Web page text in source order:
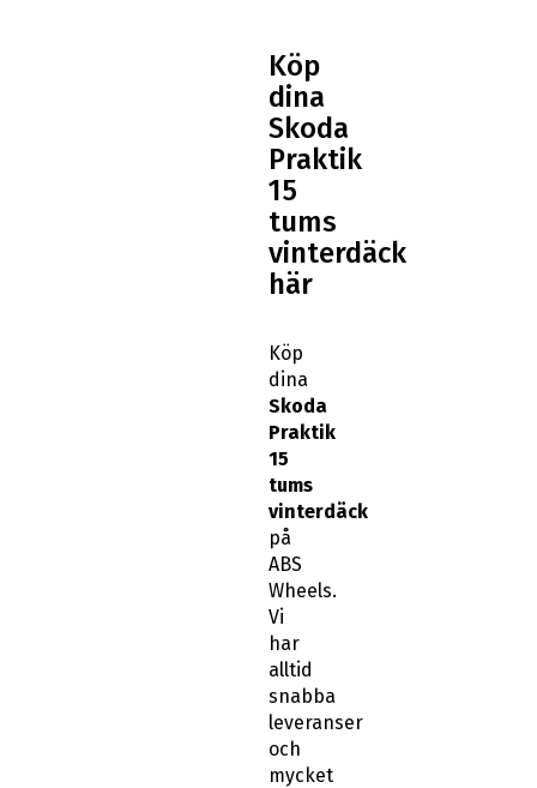
Köp
dina
Skoda
Praktik
15
tums
vinterdäck
här
Köp
dina
Skoda
Praktik
15
tums
vinterdäck
på
ABS
Wheels.
Vi
har
alltid
snabba
leveranser
och
mycket